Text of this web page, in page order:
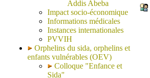
Addis Abeba
Impact socio-économique
Informations médicales
Instances internationales
PVVIH
Orphelins du sida, orphelins et
enfants vulnérables (OEV)
Colloque "Enfance et
Sida"